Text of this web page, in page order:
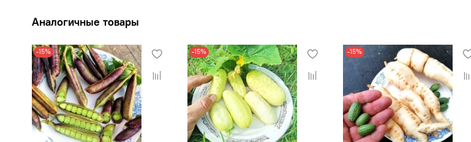
Аналогичные товары
-15% -15% -15%